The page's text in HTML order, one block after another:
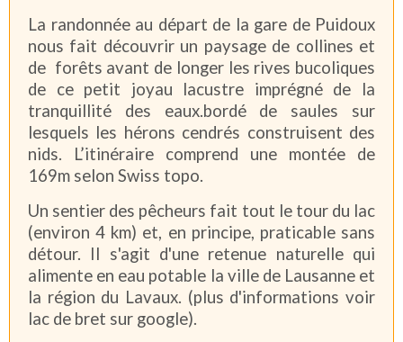
La randonnée au départ de la gare de Puidoux
nous fait découvrir un paysage de collines et
de forêts avant de longer les rives bucoliques
de ce petit joyau lacustre imprégné de la
tranquillité des eaux.bordé de saules sur
lesquels les hérons cendrés construisent des
nids. L’itinéraire comprend une montée de
169m selon Swiss topo.
Un sentier des pêcheurs fait tout le tour du lac
(environ 4 km) et, en principe, praticable sans
détour. Il s'agit d'une retenue naturelle qui
alimente en eau potable la ville de Lausanne et
la région du Lavaux. (plus d'informations voir
lac de bret sur google).